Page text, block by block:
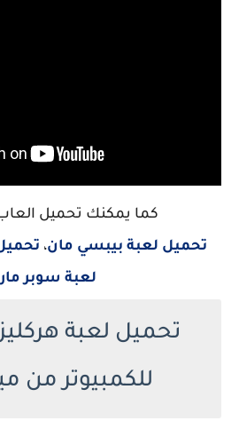
كما يمكنك تحميل
تحميل لعبة بيبسي مان،
لعبة سوبر
للكمبيوتر من